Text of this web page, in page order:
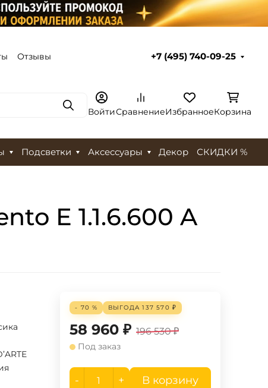
Отзывы +7 (495) 740-09-25
ПоискВойтиСравнениеИзбранноеКорзина
Подсветки Аксессуары Декор СКИДКИ %
E 1.1.6.600 A
- 70 % ВЫГОДА137 570 ₽
58 960 ₽ 196 530 ₽
Под заказ
- + В корзину